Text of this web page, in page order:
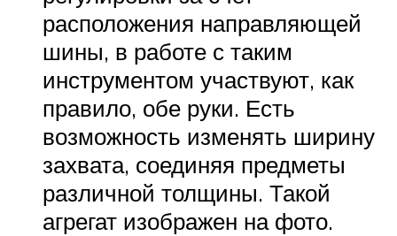
расположения направляющей
шины, в работе с таким
инструментом участвуют, как
правило, обе руки. Есть
возможность изменять ширину
захвата, соединяя предметы
различной толщины. Такой
агрегат изображен на фото.